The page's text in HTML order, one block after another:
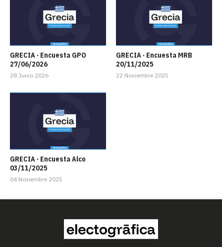
GRECIA · Encuesta GPO
27/06/2026
28 Junio 2026
GRECIA · Encuesta MRB
20/11/2025
22 Noviembre 2025
GRECIA · Encuesta Alco
03/11/2025
04 Noviembre 2025